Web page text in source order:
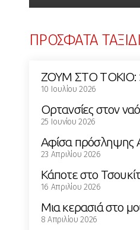
ΠΡΟΣΦΑΤΑ
ΖΟΥΜ ΣΤΟ ΤΟΚΙΟ:
10 Ιουλίου 2026
Ορτανσίες στον ναό
25 Ιουνίου 2026
Αφίσα πρόσληψης
23 Απριλίου 2026
Κάποτε στο
16 Απριλίου 2026
Μια κερασιά στο
8 Απριλίου 2026